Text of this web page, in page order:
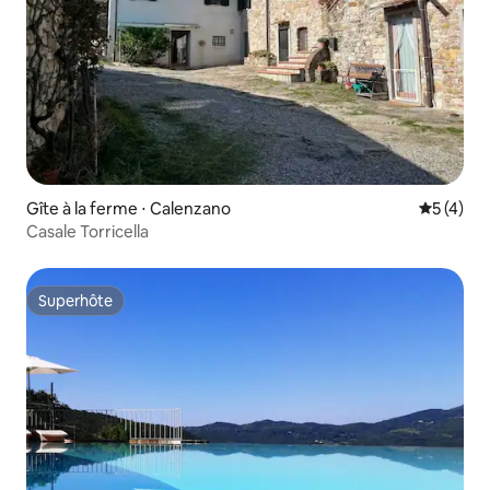
Gîte à la ferme ⋅ Calenzano
5 (4)
Casale Torricella
Superhôte
Superhôte